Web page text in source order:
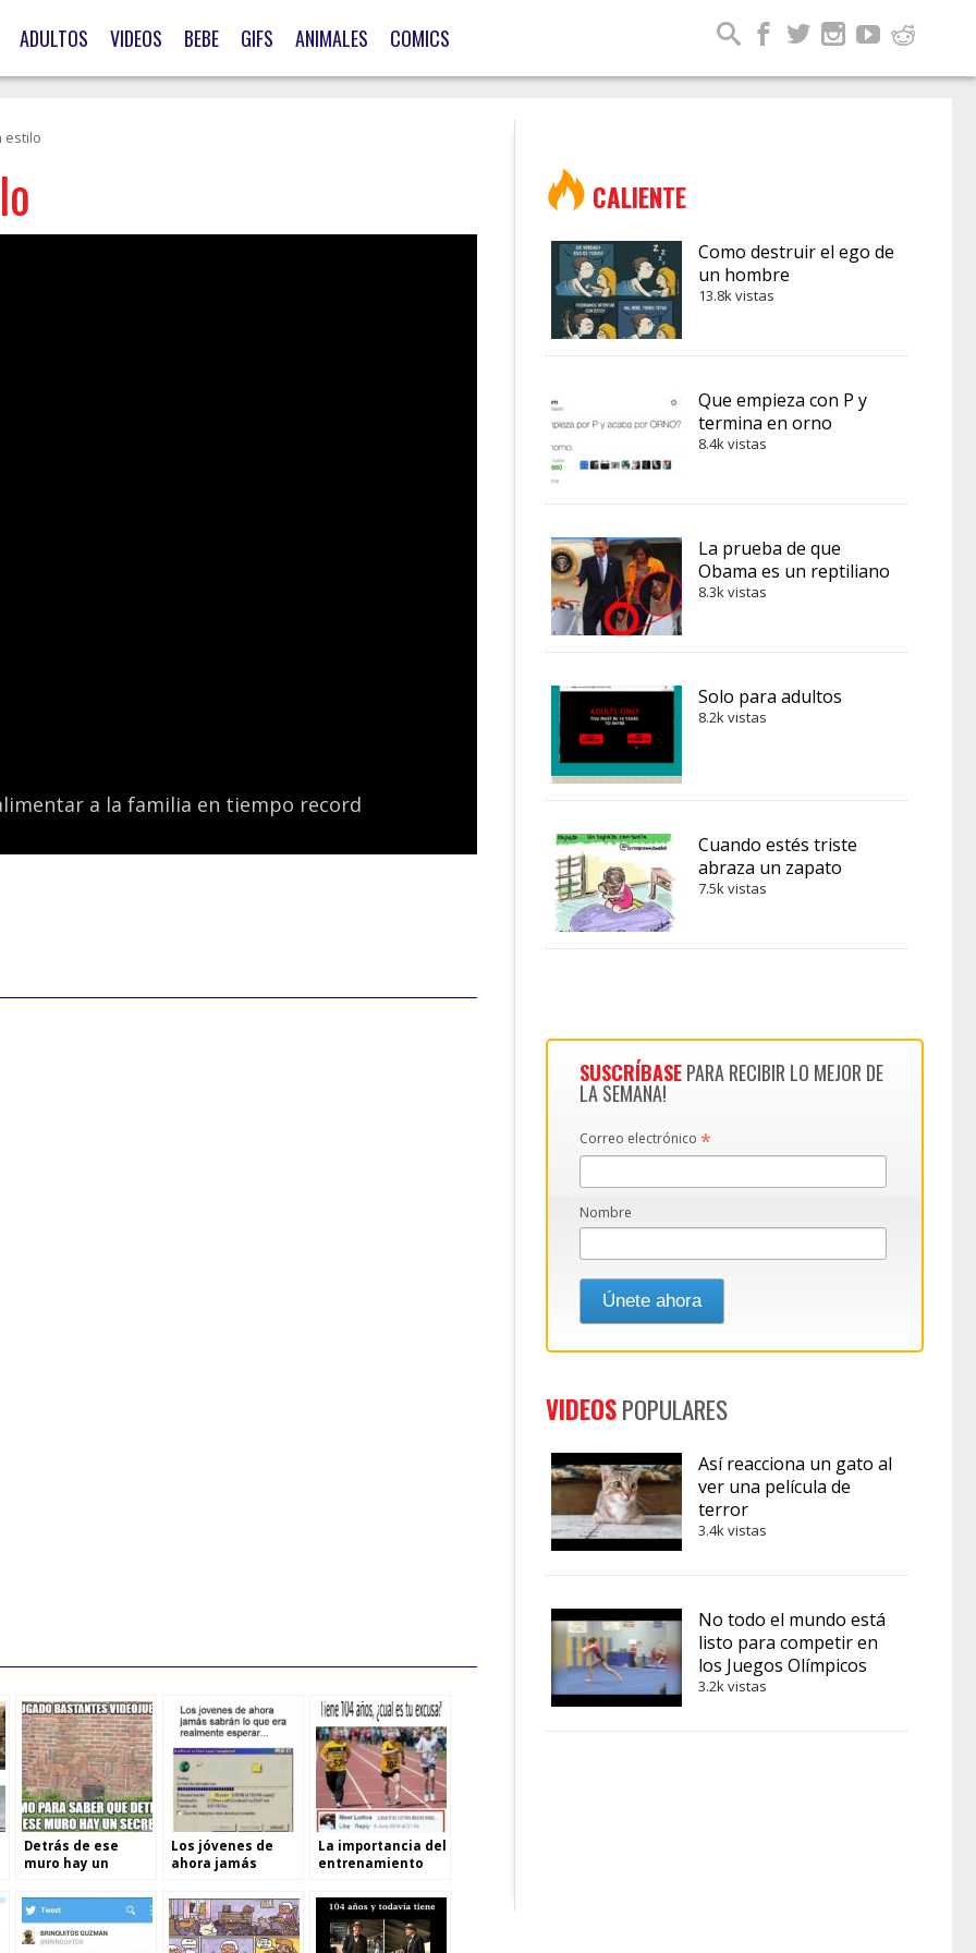
ADULTOS VIDEOS BEBE GIFS ANIMALES COMICS
estilo
a la familia en tiempo record
Detrás de ese
muro hay un
Los jóvenes de
ahora jamás
esperar
La importancia del
entrenamiento
CALIENTE
Como destruir el ego de
un hombre
13.8k vistas
Que empieza con P y
termina en orno
8.4k vistas
La prueba de que
Obama es un reptiliano
8.3k vistas
Solo para adultos
8.2k vistas
Cuando estés triste
abraza un zapato
7.5k vistas
SUSCRÍBASEPARA RECIBIR LO MEJOR DE
LA SEMANA!
Correo electrónico *
Nombre
VIDEOSPOPULARES
Así reacciona un gato al
ver una película de
terror
3.4k vistas
No todo el mundo está
listo para competir en
los Juegos Olímpicos
3.2k vistas